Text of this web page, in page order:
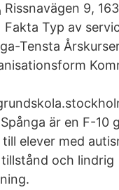
Rissnavägen 9,
Fakta Typ av
Tensta
är en F-10
elever med
och lindrig